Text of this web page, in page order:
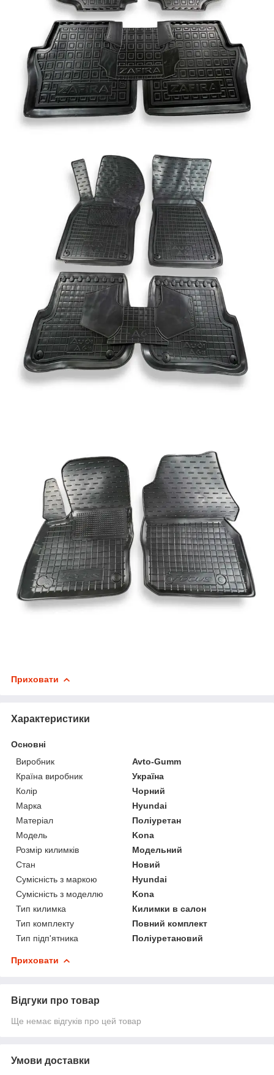
Приховати
Характеристики
Основні
Виробник
Avto-Gumm
Країна виробник
Україна
Колір
Чорний
Марка
Hyundai
Матеріал
Поліуретан
Модель
Kona
Розмір килимків
Модельний
Стан
Новий
Сумісність з маркою
Hyundai
Сумісність з моделлю
Kona
Тип килимка
Килимки в салон
Тип комплекту
Повний комплект
Тип підп'ятника
Поліуретановий
Приховати
Відгуки про товар
Ще немає відгуків про цей товар
Умови доставки